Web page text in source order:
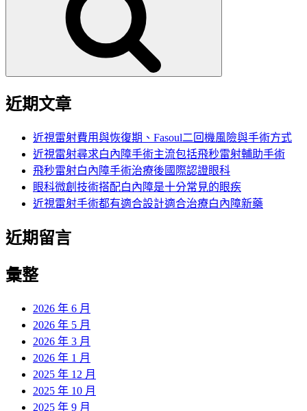
近期文章
近視雷射費用與恢復期、Fasoul二回機風險與手術方式
近視雷射尋求白內障手術主流包括飛秒雷射輔助手術
飛秒雷射白內障手術治療後國際認證眼科
眼科微創技術搭配白內障是十分常見的眼疾
近視雷射手術都有適合設計適合治療白內障新藥
近期留言
彙整
2026 年 6 月
2026 年 5 月
2026 年 3 月
2026 年 1 月
2025 年 12 月
2025 年 10 月
2025 年 9 月